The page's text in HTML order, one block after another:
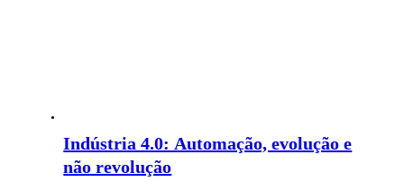
Indústria 4.0: Automação, evolução e
não revolução